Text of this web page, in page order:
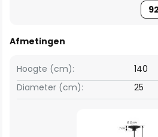
Afmetingen
Hoogte (cm):
140
Diameter (cm):
25